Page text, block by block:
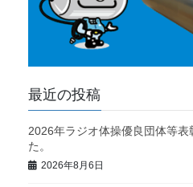
最近の投稿
2026年ラジオ体操優良団体等表
た。
2026年8月6日